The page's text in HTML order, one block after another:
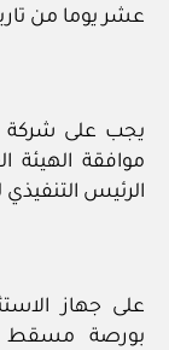
عشر يوما من
يجب على
موافقة
الرئيس التنفيذي
على جهاز
بورصة مسقط